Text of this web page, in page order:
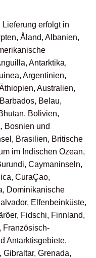
erfolgt in
Åland, Albanien,
Antarktika,
Argentinien,
Australien,
Belau,
Bolivien,
Bosnien und
Brasilien, Britische
im Indischen Ozean,
Caymaninseln,
CuraÇao,
Dominikanische
Elfenbeinküste,
Fidschi, Finnland,
Französisch-
Antarktisgebiete,
Grenada,